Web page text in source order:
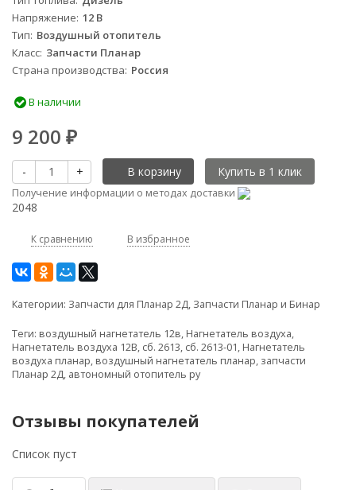
Напряжение 12 В
Тип Воздушный отопитель
Класс Запчасти Планар
Страна производства Россия
В наличии
9 200 ₽
- + В корзину
Получение информации о методах доставки
2048
К сравнению В избранное
Категории: Запчасти для Планар 2Д, Запчасти Планар и Бинар
Теги: воздушный нагнетатель 12в, Нагнетатель воздуха,
Нагнетатель воздуха 12В, сб. 2613, сб. 2613-01, Нагнетатель
воздуха планар, воздушный нагнетатель планар, запчасти
Планар 2Д, автономный отопитель ру
Отзывы покупателей
Список пуст